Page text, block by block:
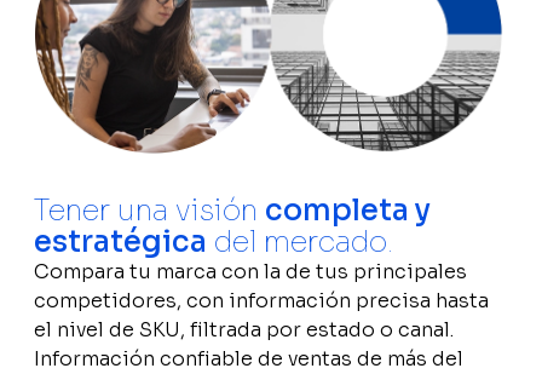
Tener una visión completa y
estratégica del mercado.
Compara tu marca con la de tus principales
competidores, con información precisa hasta
el nivel de SKU, filtrada por estado o canal.
Información confiable de ventas de más del